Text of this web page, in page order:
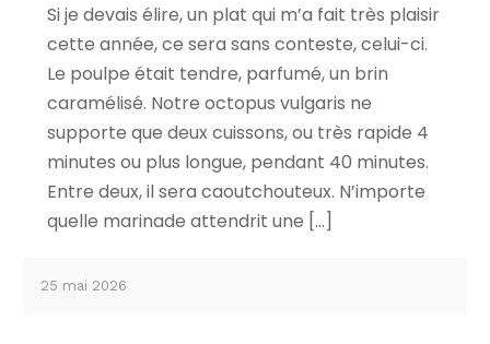
Si je devais élire, un plat qui m’a fait très plaisir
cette année, ce sera sans conteste, celui-ci.
Le poulpe était tendre, parfumé, un brin
caramélisé. Notre octopus vulgaris ne
supporte que deux cuissons, ou très rapide 4
minutes ou plus longue, pendant 40 minutes.
Entre deux, il sera caoutchouteux. N’importe
quelle marinade attendrit une […]
25 mai 2026